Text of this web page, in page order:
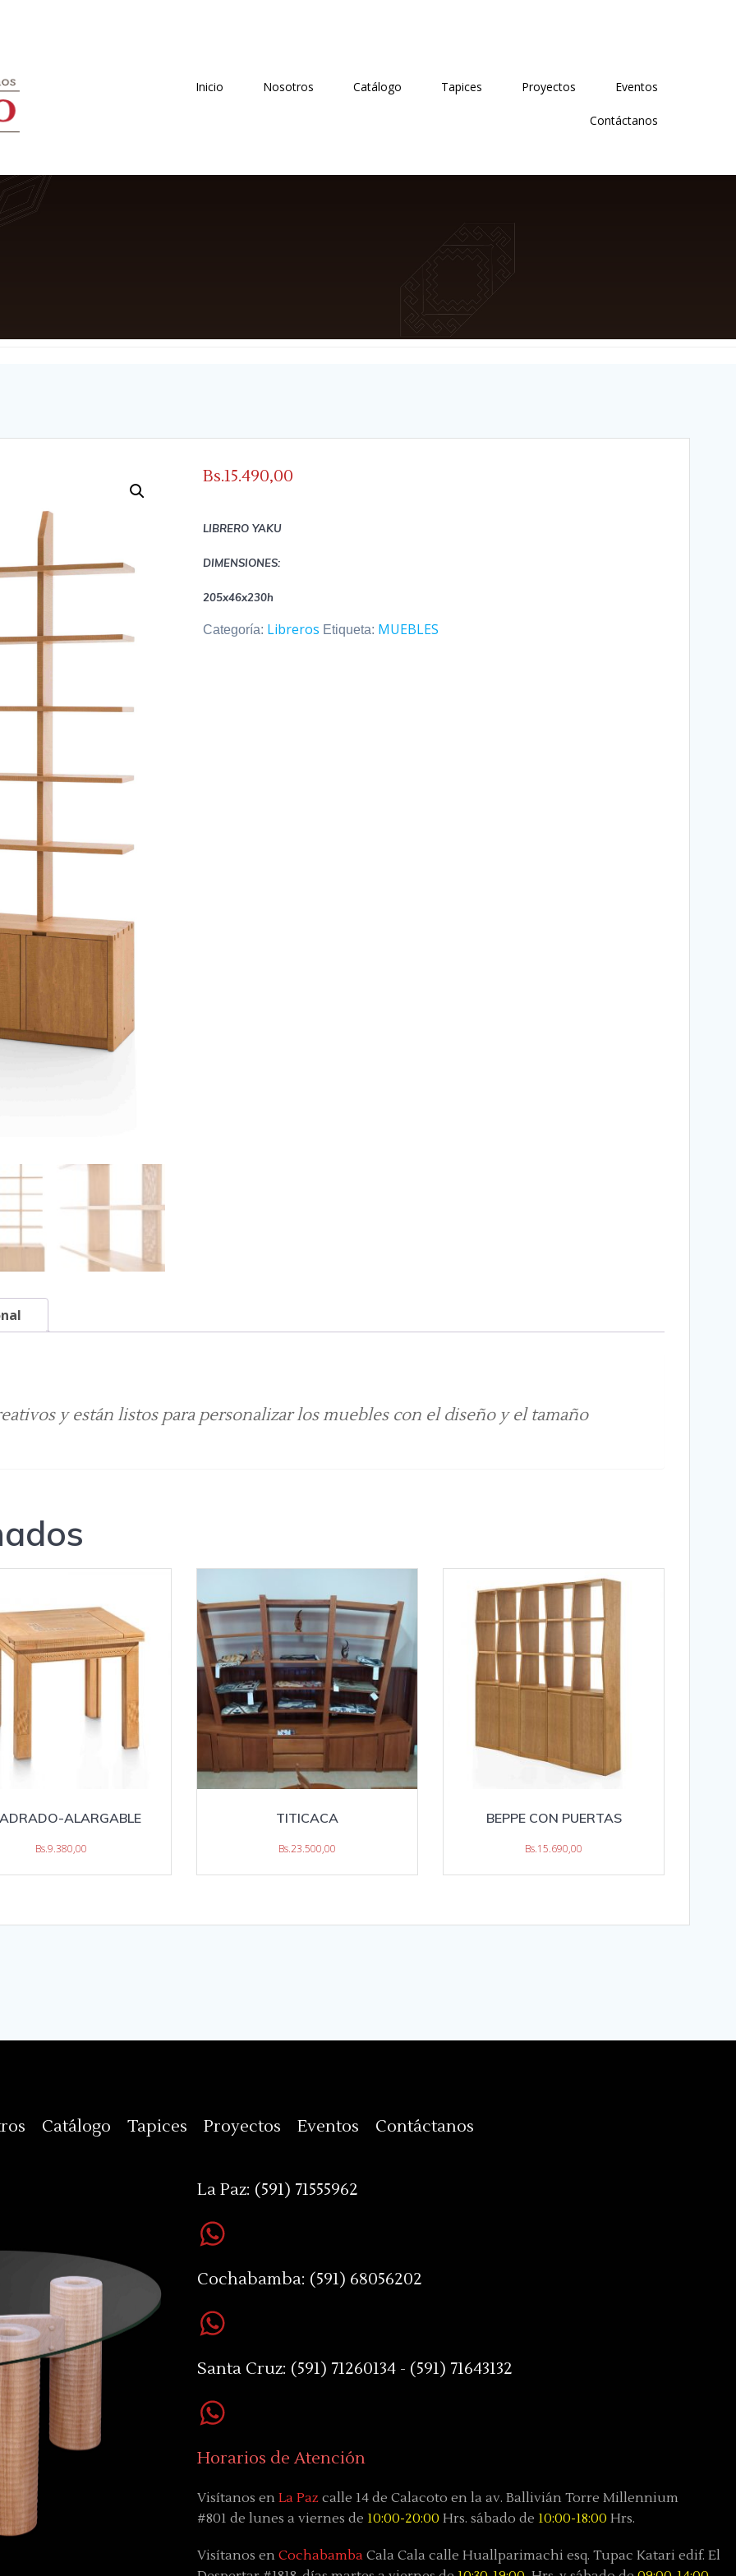
Inicio Nosotros Catálogo Tapices Proyectos Eventos
Contáctanos
Bs.15.490,00
LIBRERO YAKU
DIMENSIONES:
205x46x230h
Categoría: Libreros Etiqueta: MUEBLES
y están listos para personalizar los muebles con el diseño y el tamaño
ALARGABLE
Bs.9.380,00
TITICACA
Bs.23.500,00
BEPPE CON PUERTAS
Bs.15.690,00
Catálogo Tapices Proyectos Eventos Contáctanos
La Paz: (591) 71555962
Cochabamba: (591) 68056202
Santa Cruz: (591) 71260134 - (591) 71643132
Horarios de Atención
Visítanos en La Paz calle 14 de Calacoto en la av. Ballivián Torre Millennium
#801 de lunes a viernes de 10:00-20:00 Hrs. sábado de 10:00-18:00 Hrs.
Visítanos en Cochabamba Cala Cala calle Huallparimachi esq. Tupac Katari edif. El